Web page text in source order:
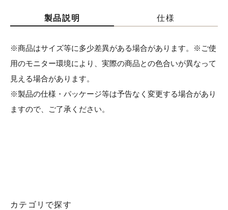
製品説明 仕様
※商品はサイズ等に多少差異がある場合があります。※ご使
用のモニター環境により、実際の商品との色合いが異なって
見える場合があります。
※製品の仕様・パッケージ等は予告なく変更する場合があり
ますので、ご了承ください。
カテゴリで探す